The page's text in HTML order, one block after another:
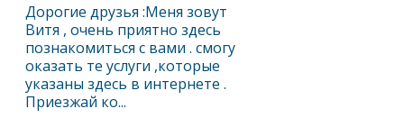
Дорогие друзья :Меня зовут
Витя , очень приятно здесь
познакомиться с вами . смогу
оказать те услуги ,которые
указаны здесь в интернете .
Приезжай ко...